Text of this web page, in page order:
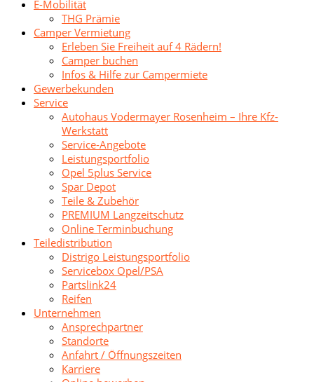
E-Mobilität
THG Prämie
Camper Vermietung
Erleben Sie Freiheit auf 4 Rädern!
Camper buchen
Infos & Hilfe zur Campermiete
Gewerbekunden
Service
Autohaus Vodermayer Rosenheim – Ihre Kfz-
Werkstatt
Service-Angebote
Leistungsportfolio
Opel 5plus Service
Spar Depot
Teile & Zubehör
PREMIUM Langzeitschutz
Online Terminbuchung
Teiledistribution
Distrigo Leistungsportfolio
Servicebox Opel/PSA
Partslink24
Reifen
Unternehmen
Ansprechpartner
Standorte
Anfahrt / Öffnungszeiten
Karriere